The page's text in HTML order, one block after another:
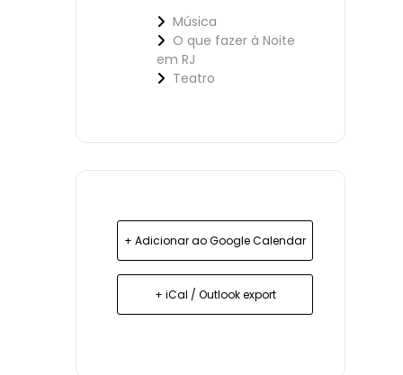
Música
O que fazer à Noite
em RJ
Teatro
+ Adicionar ao Google Calendar
+ iCal / Outlook export